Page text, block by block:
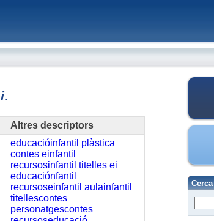
.
Altres descriptors
educacióinfantil plàstica
contes einfantil
recursosinfantil titelles ei
educaciónfantil
recursoseinfantil aulainfantil
titellescontes
personatgescontes
Cerca